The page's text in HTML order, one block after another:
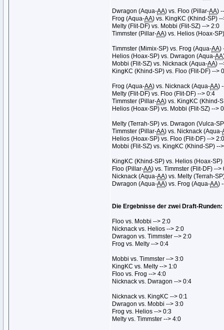
Dwragon (Aqua-AA) vs. Floo (Pillar-AA)
Frog (Aqua-AA) vs. KingKC (Khind-SP)
Melty (Flit-DF) vs. Mobbi (Flit-SZ) --> 2:0
Timmster (Pillar-AA) vs. Helios (Hoax-
Timmster (Mimix-SP) vs. Frog (Aqua-AA)
Helios (Hoax-SP) vs. Dwragon (Aqua-AA
Mobbi (Flit-SZ) vs. Nicknack (Aqua-AA)
KingKC (Khind-SP) vs. Floo (Flit-DF) -->
Frog (Aqua-AA) vs. Nicknack (Aqua-AA)
Melty (Flit-DF) vs. Floo (Flit-DF) --> 0:4
Timmster (Pillar-AA) vs. KingKC (Khind-
Helios (Hoax-SP) vs. Mobbi (Flit-SZ) -->
Melty (Terrah-SP) vs. Dwragon (Vulca-
Timmster (Pillar-AA) vs. Nicknack (Aqua-
Helios (Hoax-SP) vs. Floo (Flit-DF) --> 2:0
Mobbi (Flit-SZ) vs. KingKC (Khind-SP) --
KingKC (Khind-SP) vs. Helios (Hoax-SP)
Floo (Pillar-AA) vs. Timmster (Flit-DF) -->
Nicknack (Aqua-AA) vs. Melty (Terrah-
Dwragon (Aqua-AA) vs. Frog (Aqua-AA)
Die Ergebnisse der zwei Draft-Runden:
Floo vs. Mobbi --> 2:0
Nicknack vs. Helios --> 2:0
Dwragon vs. Timmster --> 2:0
Frog vs. Melty --> 0:4
Mobbi vs. Timmster --> 3:0
KingKC vs. Melty --> 1:0
Floo vs. Frog --> 4:0
Nicknack vs. Dwragon --> 0:4
Nicknack vs. KingKC --> 0:1
Dwragon vs. Mobbi --> 3:0
Frog vs. Helios --> 0:3
Melty vs. Timmster --> 4:0